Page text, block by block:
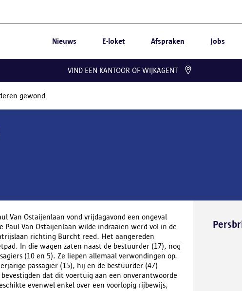
Nieuws E-loket Afspraken Jobs
VIND EEN KANTOOR OF WIJKAGENT
gewond
Van Ostaijenlaan vond vrijdagavond een ongeval
Paul Van Ostaijenlaan wilde indraaien werd vol in de
richting Burcht reed. Het aangereden
In die wagen zaten naast de bestuurder (17), nog
(10 en 5). Ze liepen allemaal verwondingen op.
passagier (15), hij en de bestuurder (47)
dat dit voertuig aan een onverantwoorde
evenwel enkel over een voorlopig rijbewijs,